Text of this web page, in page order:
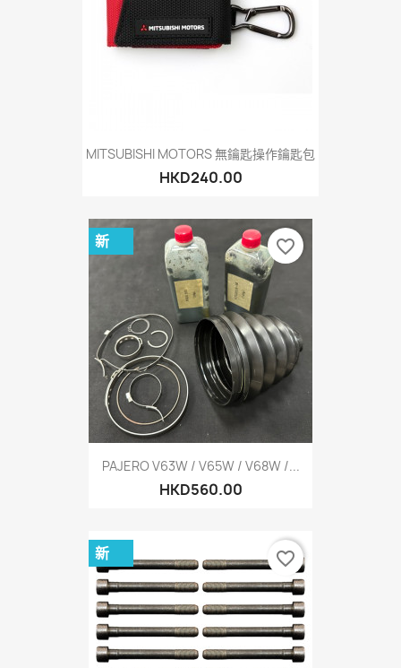
MITSUBISHI MOTORS 無鑰匙操作鑰匙包
HKD240.00
PAJERO V63W / V65W / V68W /...
HKD560.00
新 favorite_border
新 favorite_border